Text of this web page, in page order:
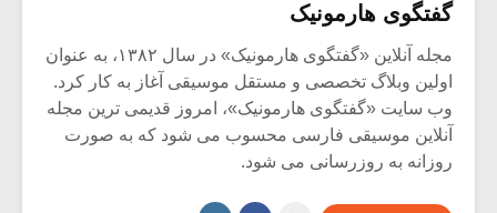
گفتگوی هارمونیک
مجله آنلاین «گفتگوی هارمونیک» در سال ۱۳۸۲، به عنوان
اولین وبلاگ تخصصی و مستقل موسیقی آغاز به کار کرد.
وب سایت «گفتگوی هارمونیک»، امروز قدیمی ترین مجله
آنلاین موسیقی فارسی محسوب می شود که به صورت
روزانه به روزرسانی می شود.